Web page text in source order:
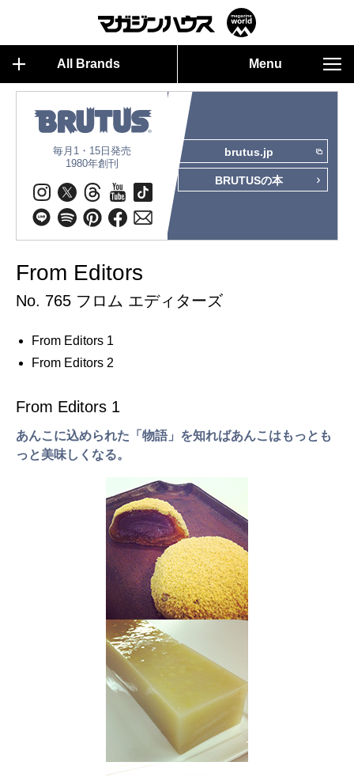
All Brands Menu
毎月1・15日発売
1980年創刊
brutus.jp
BRUTUSの本
From Editors
No. 765 フロム エディターズ
From Editors 1
From Editors 2
From Editors 1
あんこに込められた「物語」を知ればあんこはもっとも
っと美味しくなる。